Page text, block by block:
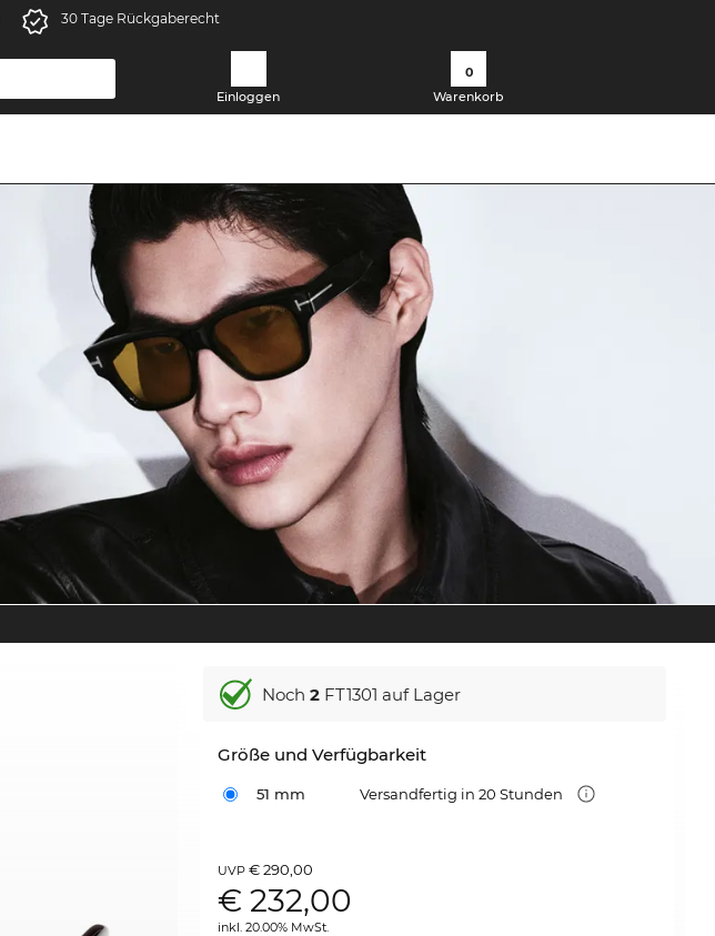
30 Tage Rückgaberecht
Einloggen
0
Warenkorb
Noch2 FT1301 auf Lager
Größe und Verfügbarkeit
51 mm Versandfertig in 20 Stunden
UVP€ 290,00
€232,00
inkl. 20.00% MwSt.